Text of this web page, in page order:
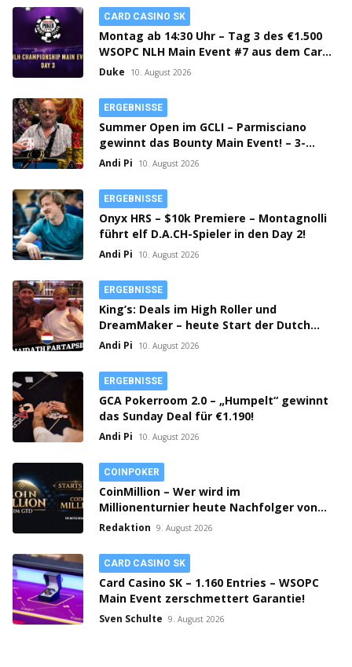
CARD CASINO SK
Montag ab 14:30 Uhr – Tag 3 des €1.500
WSOPC NLH Main Event #7 aus dem Card
Casino SK!
Duke 10. August 2026
ERGEBNISSE
Summer Open im GCLI – Parmisciano
gewinnt das Bounty Main Event! – 3-
Way-Deal beim PLO!
Andi Pi 10. August 2026
ERGEBNISSE
Onyx HRS – $10k Premiere – Montagnolli
führt elf D.A.CH-Spieler in den Day 2!
Andi Pi 10. August 2026
ERGEBNISSE
King’s: Deals im High Roller und
DreamMaker – heute Start der Dutch
Classics
Andi Pi 10. August 2026
ERGEBNISSE
GCA Pokerroom 2.0 – „Humpelt“ gewinnt
das Sunday Deal für €1.190!
Andi Pi 10. August 2026
COINPOKER
CoinMillion – Wer wird im
Millionenturnier heute Nachfolger von
„monc“!
Redaktion 9. August 2026
CARD CASINO SK
Card Casino SK – 1.160 Entries – WSOPC
Main Event zerschmettert Garantie!
Sven Schulte 9. August 2026